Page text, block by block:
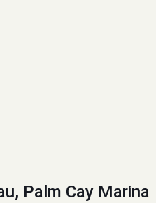
Palm Cay Marina